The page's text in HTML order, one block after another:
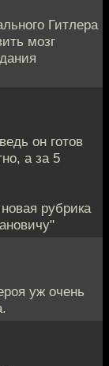
Гитлера
мозг
он готов
а за 5
рубрика
уж очень